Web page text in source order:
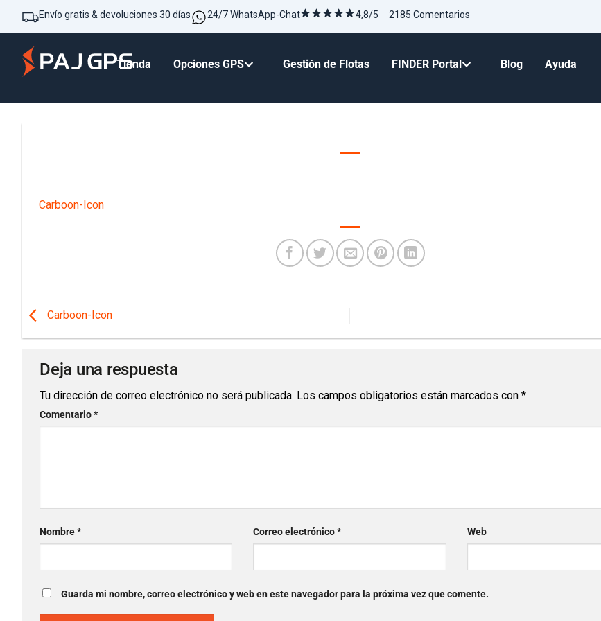
Envío gratis & devoluciones 30 días 24/7 WhatsApp-Chat 4,8/5 2185 Comentarios
Tienda Opciones GPS Gestión de Flotas FINDER Portal Blog Ayuda
Carboon-Icon
Carboon-Icon
Deja una respuesta
Tu dirección de correo electrónico no será publicada. Los campos obligatorios están marcados con *
Comentario*
Nombre* Correo electrónico* Web
Guarda mi nombre, correo electrónico y web en este navegador para la próxima vez que comente.